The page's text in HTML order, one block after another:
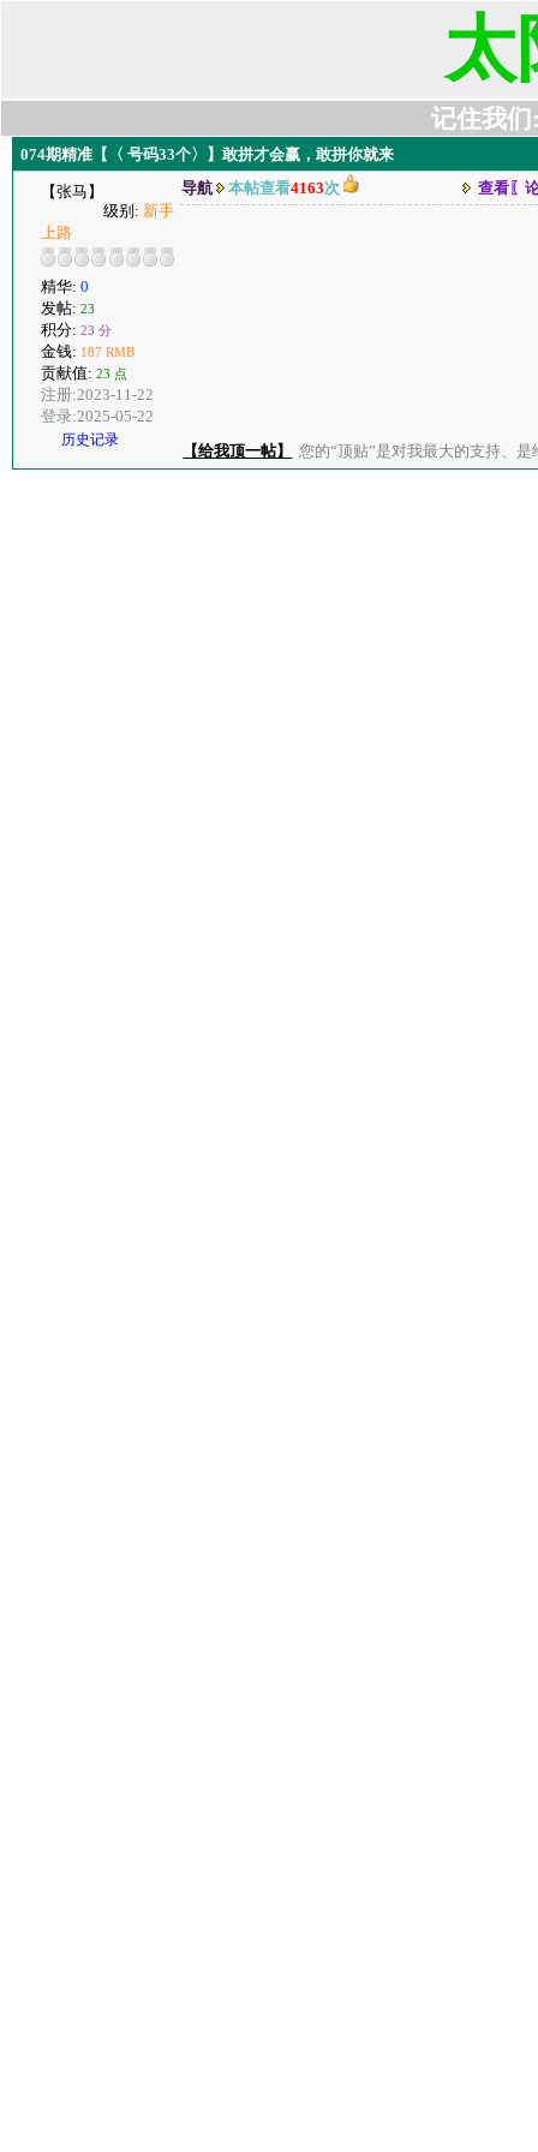
太
记住我们
074期精准【〈 号码33个〉】敢拼才会赢，敢拼你就来
【张马】
级别: 新手
上路
精华: 0
发帖: 23
积分: 23 分
金钱: 187 RMB
贡献值: 23 点
注册:2023-11-22
登录:2025-05-22
历史记录
导航 本帖查看4163次 查看〖
【给我顶一帖】 您的“顶贴”是对我最大的支持、